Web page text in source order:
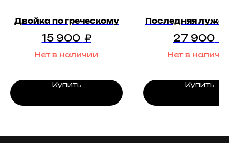
Двойка по греческому
15 900 ₽
Нет в наличии
Купить
Последняя лужа
27 900
Нет в
Купить